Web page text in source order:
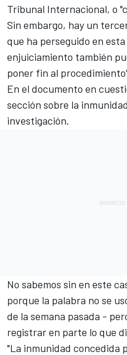
Tribunal Internacional, o
Sin embargo, hay un
que ha perseguido en
enjuiciamiento también
poner fin al
En el documento en
sección sobre la
investigación.
No sabemos sin en este
porque la palabra no se
de la semana pasada -
registrar en parte lo que
"La inmunidad concedida